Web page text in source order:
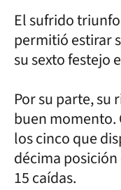
El sufrido
permitió estirar
su sexto festejo
Por su parte, su
buen momento.
los cinco que
décima
15 caídas.